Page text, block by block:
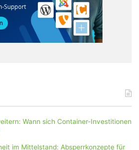
Wann sich Container-Investitionen
im Mittelstand: Absperrkonzepte für